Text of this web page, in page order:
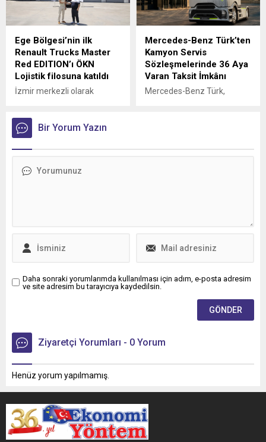
Ege Bölgesi’nin ilk
Renault Trucks Master
Red EDITION’ı ÖKN
Lojistik filosuna katıldı
İzmir merkezli olarak
yürüten ÖKN Lojistik, Ege
Bölgesi'nin ilk Renault
Trucks Master Red EDITION
Mercedes-Benz Türk’ten
Kamyon Servis
Sözleşmelerinde 36 Aya
Varan Taksit İmkânı
Mercedes-Benz Türk,
imkânıyla bakım ve servis
Bir Yorum Yazın
Daha sonraki yorumlarımda kullanılması için adım, e-posta adresim
ve site adresim bu tarayıcıya kaydedilsin.
Ziyaretçi Yorumları - 0 Yorum
Henüz yorum yapılmamış.